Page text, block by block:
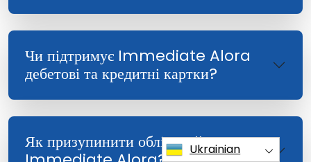
Чи підтримує Immediate Alora
дебетові та кредитні картки?
Як призупинити обліковий запис
Ukrainian